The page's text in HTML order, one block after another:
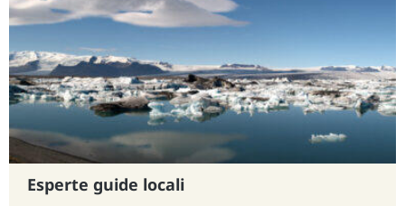
Esperte guide locali